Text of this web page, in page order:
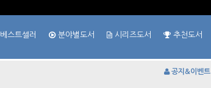
베스트셀러 분야별도서 시리즈도서 추천도서
공지&이벤트